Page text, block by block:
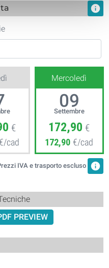
info
€
cad
Mercoledì
09
Settembre
172,90 €
172,90 €/cad
IVA e trasporto escluso info
PREVIEW